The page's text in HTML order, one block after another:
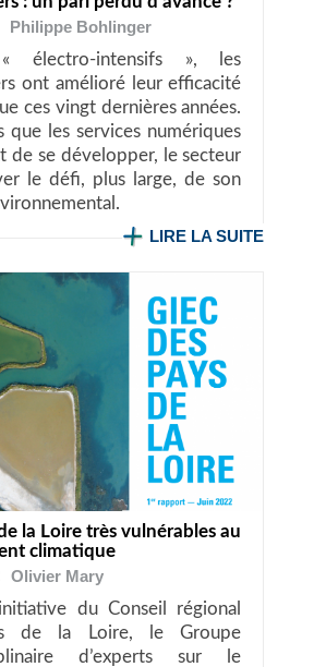
Philippe Bohlinger
« électro-intensifs », les
ont amélioré leur efficacité
ces vingt dernières années.
que les services numériques
de se développer, le secteur
le défi, plus large, de son
LIRE LA SUITE
la Loire très vulnérables au
climatique
Olivier Mary
du Conseil régional
de la Loire, le Groupe
d’experts sur le